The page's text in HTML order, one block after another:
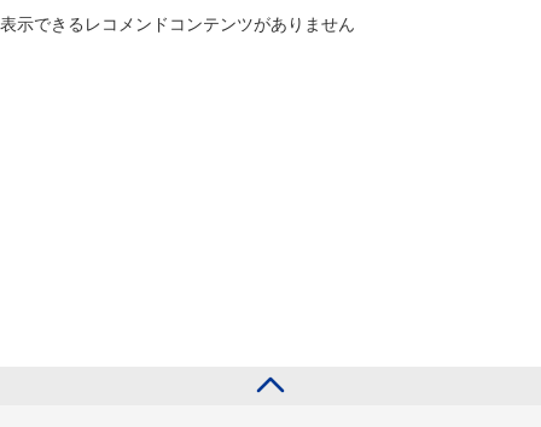
表示できるレコメンドコンテンツがありません